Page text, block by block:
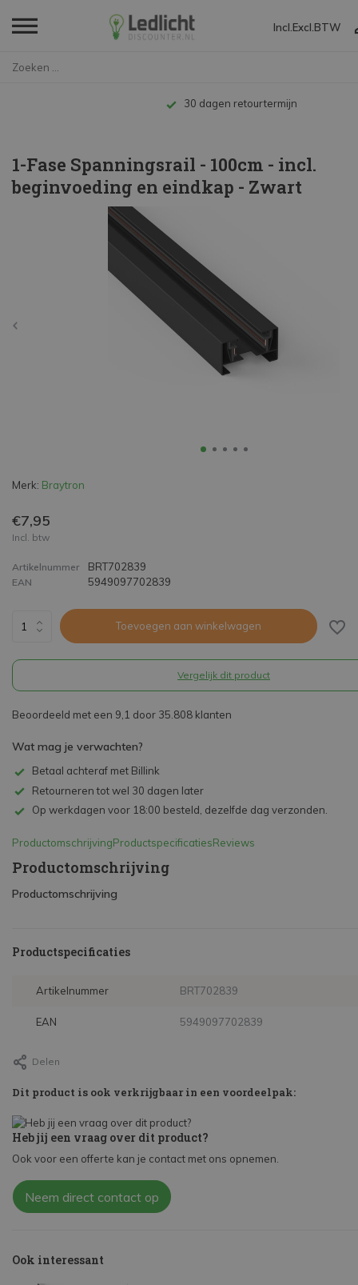
Incl. Excl. BTW
Tot 10 jaar garantie
1-Fase Spanningsrail - 100cm - incl.
beginvoeding en eindkap - Zwart
Merk: Braytron
€7,95
Incl. btw
Artikelnummer BRT702839
EAN 5949097702839
Toevoegen aan winkelwagen
Vergelijk dit product
Beoordeeld met een 9,1 door 35.808 klanten
Wat mag je verwachten?
Betaal achteraf met Billink
Retourneren tot wel 30 dagen later
Op werkdagen voor 18:00 besteld, dezelfde dag verzonden.
ProductomschrijvingProductspecificatiesReviews
Productomschrijving
Productomschrijving
Productspecificaties
Artikelnummer BRT702839
EAN 5949097702839
Delen
Dit product is ook verkrijgbaar in een voordeelpak:
Heb jij een vraag over dit product?
Ook voor een offerte kan je contact met ons opnemen.
Neem direct contact op
Ook interessant